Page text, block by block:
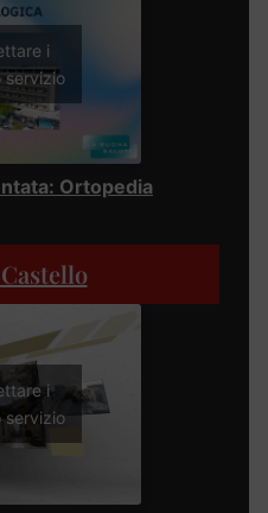
i
servizio
Ortopedia
i
servizio